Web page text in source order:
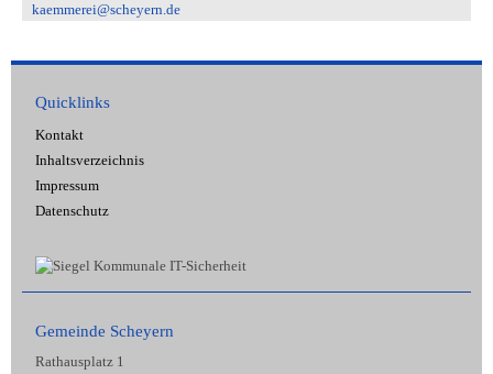
kaemmerei@scheyern.de
Quicklinks
Kontakt
Inhaltsverzeichnis
Impressum
Datenschutz
Gemeinde Scheyern
Rathausplatz 1